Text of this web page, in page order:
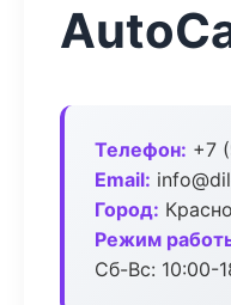
Телефон: +7
Email:
Город:
Режим
Сб-Вс: 10:00-